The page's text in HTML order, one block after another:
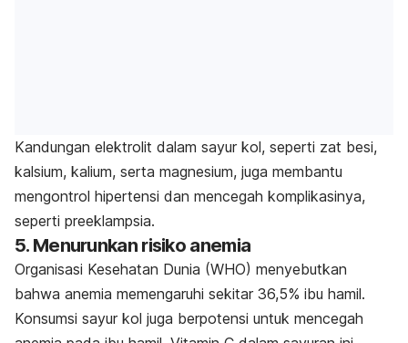
Kandungan elektrolit dalam sayur kol, seperti zat besi,
kalsium, kalium, serta magnesium, juga membantu
mengontrol hipertensi dan mencegah komplikasinya,
seperti preeklampsia.
5. Menurunkan risiko anemia
Organisasi Kesehatan Dunia (WHO) menyebutkan
bahwa anemia memengaruhi sekitar 36,5% ibu hamil.
Konsumsi sayur kol juga berpotensi untuk mencegah